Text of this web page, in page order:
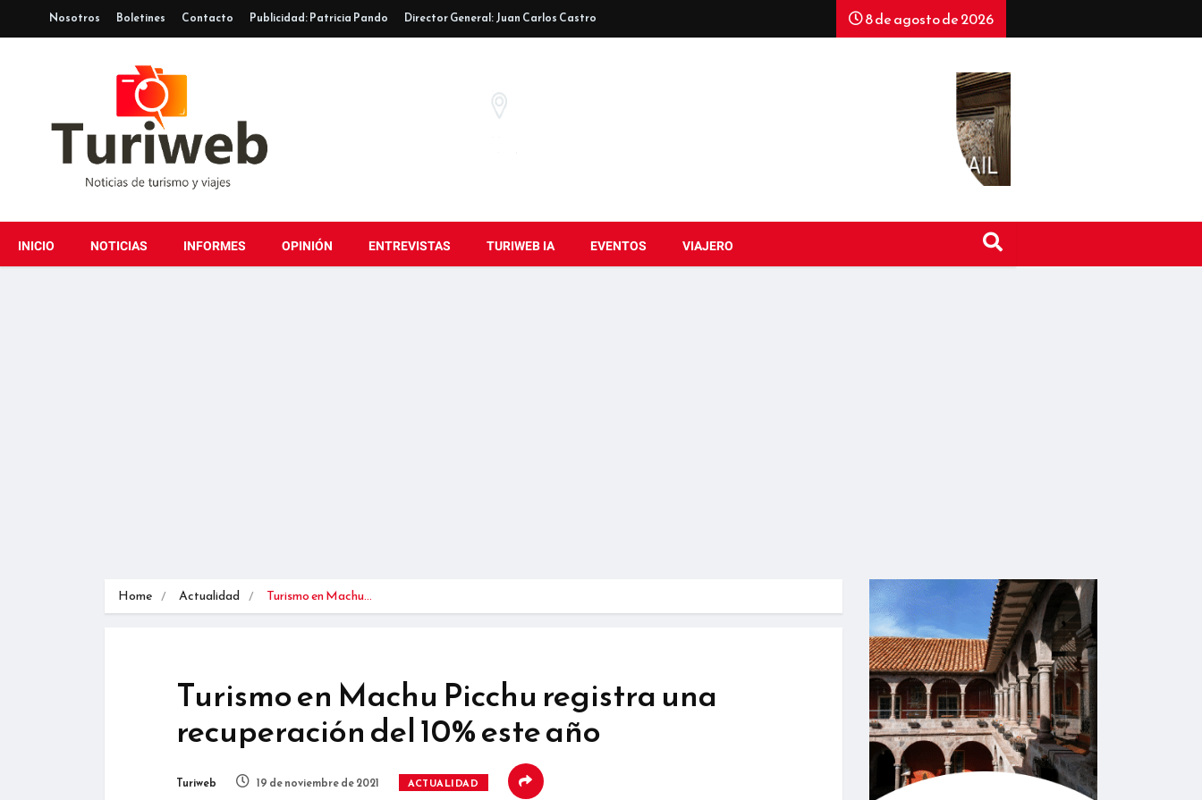
Nosotros Boletines Contacto Publicidad: Patricia Pando Director General: Juan Carlos Castro 8 de agosto de 2026
INICIO NOTICIAS INFORMES OPINIÓN ENTREVISTAS TURIWEB IA EVENTOS VIAJERO
Home Actualidad Turismo en Machu…
Turismo en Machu Picchu registra una
recuperación del 10% este año
Turiweb 19 de noviembre de 2021 ACTUALIDAD